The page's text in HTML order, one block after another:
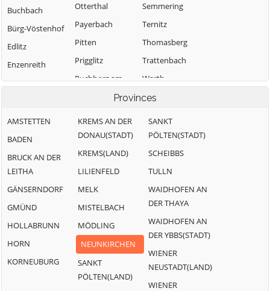
Buchbach
Bürg-Vöstenhof
Edlitz
Enzenreith
Feistritz am
Hohen Wand
Otterthal
Payerbach
Pitten
Prigglitz
Puchberg am
Schneeberg
Hochgebirge
Reichenau an der
Rax
Sankt Corona am
Wechsel
Sankt Egyden am
Steinfeld
Scheiblingkirchen-
Thernberg
Semmering
Ternitz
Thomasberg
Trattenbach
Warth
Wartmannstetten
Wimpassing im
Provinces
AMSTETTEN
BADEN
BRUCK AN DER
LEITHA
GÄNSERNDORF
GMÜND
HOLLABRUNN
HORN
KORNEUBURG
KREMS AN DER
DONAU(STADT)
KREMS(LAND)
LILIENFELD
MELK
MISTELBACH
MÖDLING
NEUNKIRCHEN
SANKT
PÖLTEN(LAND)
SANKT
PÖLTEN(STADT)
SCHEIBBS
TULLN
WAIDHOFEN AN
DER THAYA
WAIDHOFEN AN
DER YBBS(STADT)
WIENER
NEUSTADT(LAND)
WIENER